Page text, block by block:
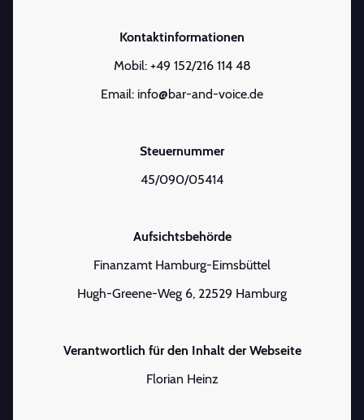
Kontaktinformationen
Mobil: +49 152/216 114 48
Email: info@bar-and-voice.de
Steuernummer
45/090/05414
Aufsichtsbehörde
Finanzamt Hamburg-Eimsbüttel
Hugh-Greene-Weg 6, 22529 Hamburg
Verantwortlich für den Inhalt der Webseite
Florian Heinz